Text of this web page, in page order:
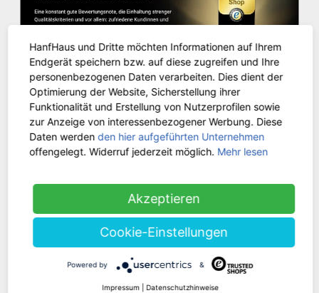
KUNDENSERVICE
Versandinformationen
Zahlungsarten
Folge uns bei
HanfHaus und Dritte möchten Informationen auf Ihrem
Endgerät speichern bzw. auf diese zugreifen und Ihre
personenbezogenen Daten verarbeiten. Dies dient der
Optimierung der Website, Sicherstellung ihrer
Funktionalität und Erstellung von Nutzerprofilen sowie
zur Anzeige von interessenbezogener Werbung. Diese
Daten werdenden hier aufgeführten Unternehmen
offengelegt. Widerruf jederzeit möglich. Mehr lesen
Akzeptieren
Cookie-Einstellungen
Powered by &
Impressum Datenschutzhinweise